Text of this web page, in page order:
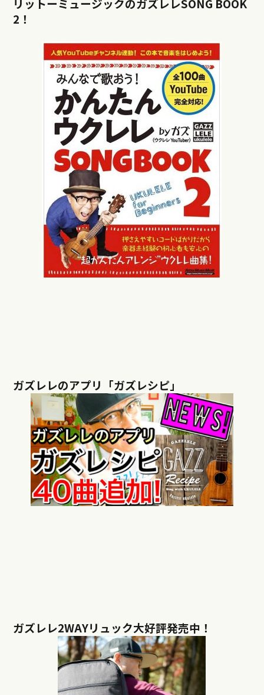
リットーミュージックのガズレレSONG BOOK
2！
ガズレレのアプリ「ガズレシピ」
ガズレレ2WAYリュック大好評発売中！